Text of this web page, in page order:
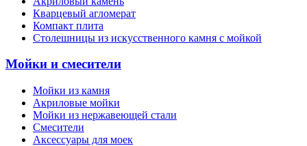
Кварцевый агломерат
Компакт плита
Столешницы из искусственного камня с мойкой
Мойки и смесители
Мойки из камня
Акриловые мойки
Мойки из нержавеющей стали
Смесители
Аксессуары для моек